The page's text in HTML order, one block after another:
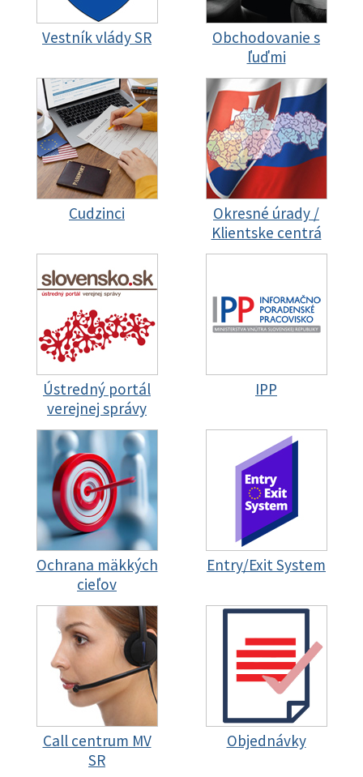
Vestník vlády SR
Obchodovanie s
ľuďmi
Cudzinci
Okresné úrady /
Klientske centrá
Ústredný portál
verejnej správy
IPP
Ochrana mäkkých
cieľov
Entry/Exit System
Call centrum MV
SR
Objednávky